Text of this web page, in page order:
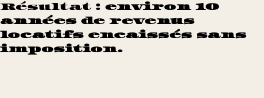
Résultat : environ 10
années de revenus
locatifs encaissés sans
imposition.